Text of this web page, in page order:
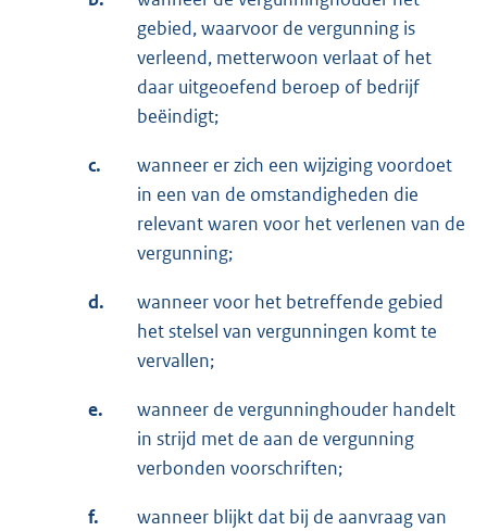
gebied, waarvoor de vergunning is
verleend, metterwoon verlaat of het
daar uitgeoefend beroep of bedrijf
beëindigt;
c.
wanneer er zich een wijziging voordoet
in een van de omstandigheden die
relevant waren voor het verlenen van de
vergunning;
d.
wanneer voor het betreffende gebied
het stelsel van vergunningen komt te
vervallen;
e.
wanneer de vergunninghouder handelt
in strijd met de aan de vergunning
verbonden voorschriften;
f.
wanneer blijkt dat bij de aanvraag van